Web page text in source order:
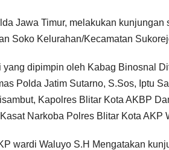
Jawa Timur, melakukan
Soko Kelurahan/Kecamatan
dipimpin oleh Kabag Binosnal
Polda Jatim Sutarno, S.Sos, Iptu
Kapolres Blitar Kota AKBP
Narkoba Polres Blitar Kota AKP
wardi Waluyo S.H Mengatakan